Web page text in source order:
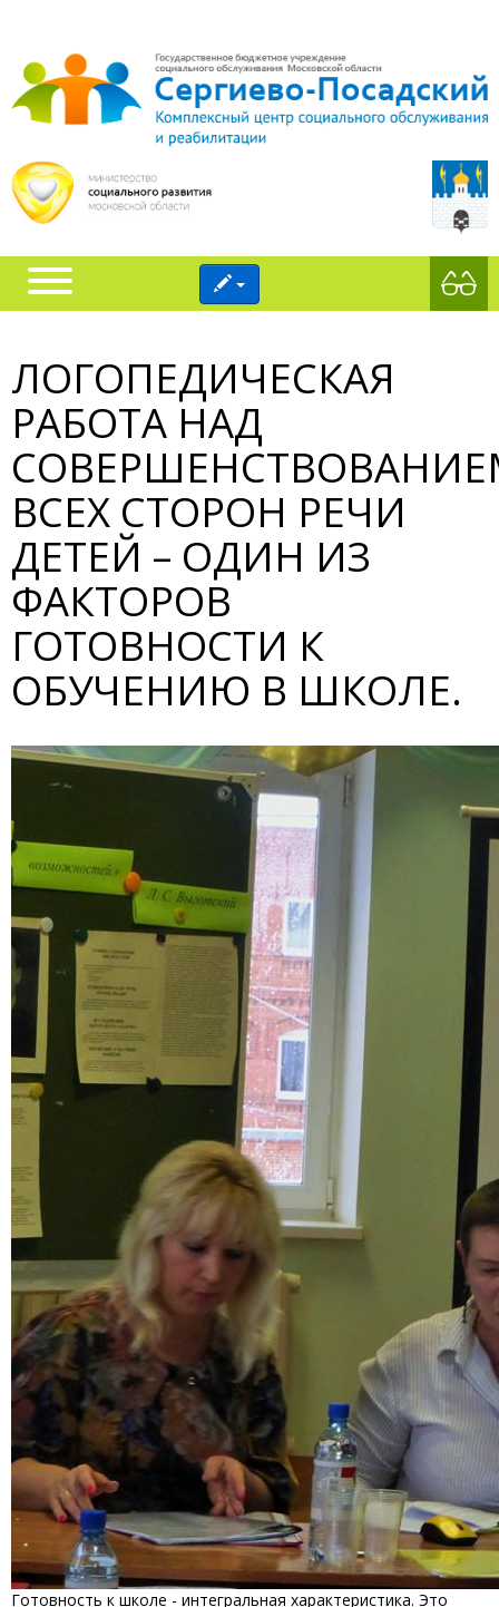
ЛОГОПЕДИЧЕСКАЯ
РАБОТА НАД
ВСЕХ СТОРОН РЕЧИ
ДЕТЕЙ – ОДИН ИЗ
ФАКТОРОВ
ГОТОВНОСТИ К
ОБУЧЕНИЮ В ШКОЛЕ.
Готовность к школе - интегральная характеристика. Это